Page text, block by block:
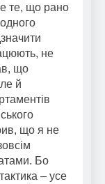
те, що рано
не
що
й
що я не
Бо
– усе